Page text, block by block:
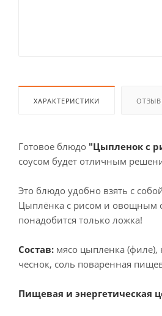
ХАРАКТЕРИСТИКИ
Готовое блюдо "Цыпленок с
соусом будет отличным
Это блюдо удобно взять с
Цыплёнка с рисом и овощным
понадобится только ложка!
Состав: мясо цыпленка (филе),
чеснок, соль поваренная
Пищевая и энергетическая